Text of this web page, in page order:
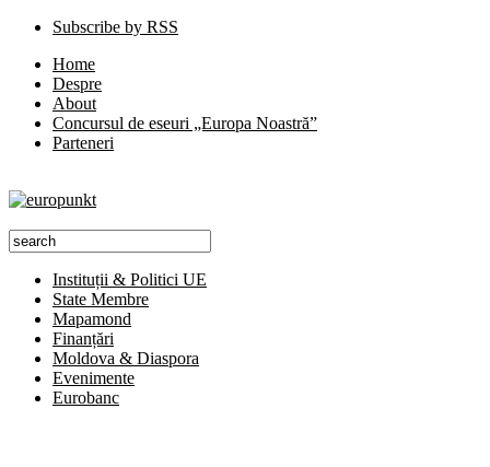
Subscribe by RSS
Home
Despre
About
Concursul de eseuri „Europa Noastră”
Parteneri
Instituții & Politici UE
State Membre
Mapamond
Finanțări
Moldova & Diaspora
Evenimente
Eurobanc